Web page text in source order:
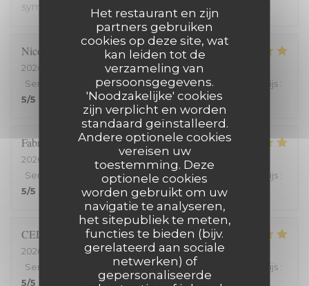
Het restaurant en zijn
partners gebruiken
cookies op deze site, wat
kan leiden tot de
verzameling van
persoonsgegevens.
'Noodzakelijke' cookies
zijn verplicht en worden
standaard geïnstalleerd.
Andere optionele cookies
vereisen uw
toestemming. Deze
optionele cookies
worden gebruikt om uw
navigatie te analyseren,
het sitepubliek te meten,
functies te bieden (bijv.
gerelateerd aan sociale
netwerken) of
gepersonaliseerde
sympathique. Service efficace. On en redemande !
Nicolas
2026-08-03
- 19:15 - Gasten 2
Service
Atmosfeer: 5/5 Keuken: 5/5 Kwaliteit / Prijs :
5/5
Fabrice
2026-07-25
- 20:00 - Gasten 2
Service
Atmosfeer:5/5 Keuken: 5/5 Kwaliteit / Prijs :
5/5
CELINE
2026-07-23
- 19:45 - Gasten 2
Service
Atmosfeer: 5/5 Keuken: Kwaliteit / Prijs :
5/5